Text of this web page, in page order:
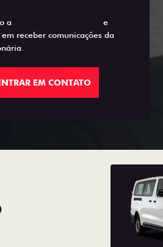
a
e
receber comunicações da
EM CONTATO